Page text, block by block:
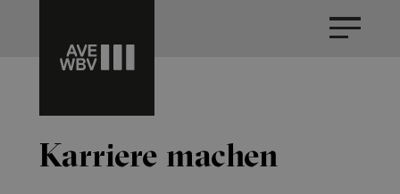
Karriere machen